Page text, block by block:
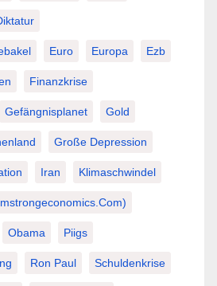
Euro Europa Ezb
Finanzkrise
Gefängnisplanet Gold
Große Depression
Iran Klimaschwindel
Obama Piigs
Ron Paul Schuldenkrise